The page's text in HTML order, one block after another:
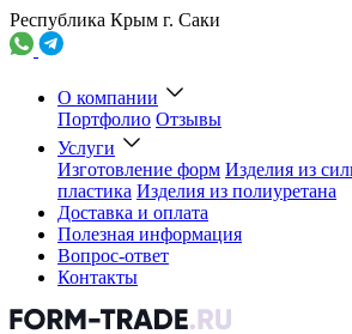
Республика Крым г. Саки
О компании
Портфолио Отзывы
Услуги
Изготовление форм Изделия из
пластика Изделия из полиуретана
Доставка и оплата
Полезная информация
Вопрос-ответ
Контакты